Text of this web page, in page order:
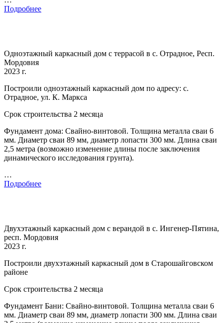
Подробнее
Одноэтажный каркасный дом с террасой в с. Отрадное, Респ.
Мордовия
2023 г.
Построили одноэтажный каркасный дом по адресу: с.
Отрадное, ул. К. Маркса
Срок строительства 2 месяца
Фундамент дома: Свайно-винтовой. Толщина металла сваи 6
мм. Диаметр сваи 89 мм, диаметр лопасти 300 мм. Длина сваи
2,5 метра (возможно изменение длины после заключения
динамического исследования грунта).
…
Подробнее
Двухэтажный каркасный дом с верандой в с. Ингенер-Пятина,
респ. Мордовия
2023 г.
Построили двухэтажный каркасный дом в Старошайговском
районе
Срок строительства 2 месяца
Фундамент Бани: Свайно-винтовой. Толщина металла сваи 6
мм. Диаметр сваи 89 мм, диаметр лопасти 300 мм. Длина сваи